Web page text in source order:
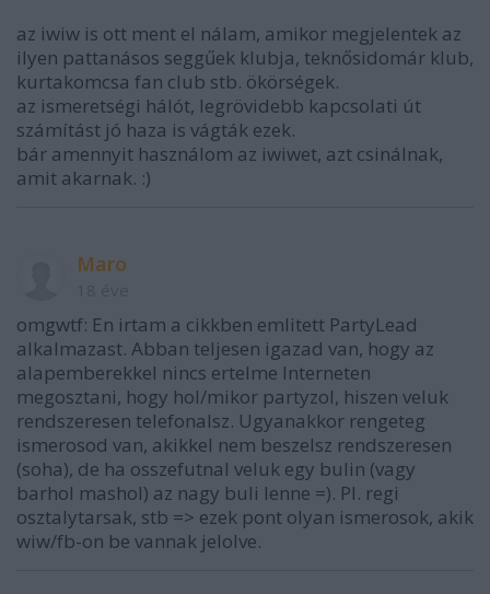
az iwiw is ott ment el nálam, amikor megjelentek az
ilyen pattanásos seggűek klubja, teknősidomár klub,
kurtakomcsa fan club stb. ökörségek.
az ismeretségi hálót, legrövidebb kapcsolati út
számítást jó haza is vágták ezek.
bár amennyit használom az iwiwet, azt csinálnak,
amit akarnak. :)
Maro
omgwtf: En irtam a cikkben emlitett PartyLead
alkalmazast. Abban teljesen igazad van, hogy az
alapemberekkel nincs ertelme Interneten
megosztani, hogy hol/mikor partyzol, hiszen veluk
rendszeresen telefonalsz. Ugyanakkor rengeteg
ismerosod van, akikkel nem beszelsz rendszeresen
(soha), de ha osszefutnal veluk egy bulin (vagy
barhol mashol) az nagy buli lenne =). Pl. regi
osztalytarsak, stb => ezek pont olyan ismerosok, akik
wiw/fb-on be vannak jelolve.